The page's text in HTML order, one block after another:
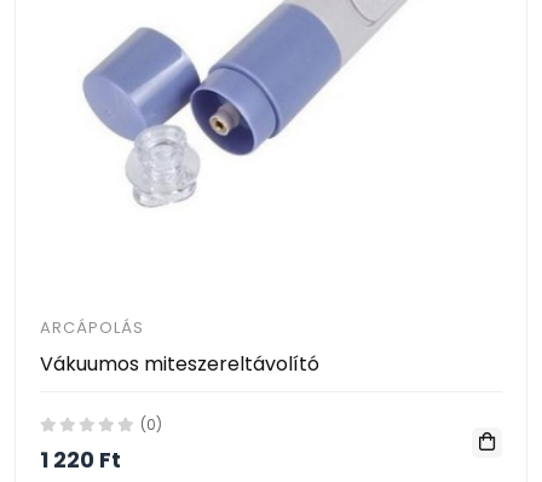
ARCÁPOLÁS
Vákuumos miteszereltávolító
(0)
1 220 Ft